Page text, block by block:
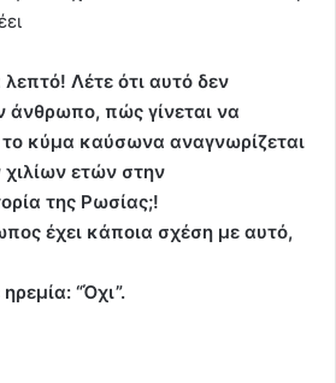
Λέτε ότι αυτό δεν
άνθρωπο, πώς γίνεται να
κύμα καύσωνα αναγνωρίζεται
ετών στην
της Ρωσίας;!
έχει κάποια σχέση με αυτό,
“Όχι”.